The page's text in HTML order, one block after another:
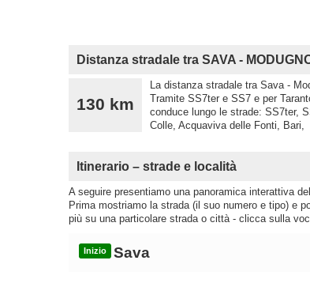
Distanza stradale tra SAVA -
130 km
La distanza stradale tra Sava -
Tramite SS7ter e SS7 e per
conduce lungo le strade: SS7ter,
Colle, Acquaviva delle Fonti, Bari,
Itinerario – strade e località
A seguire presentiamo una panoramica interattiva
Prima mostriamo la strada (il suo numero e tipo) e
più su una particolare strada o città - clicca sulla
Inizio Sava